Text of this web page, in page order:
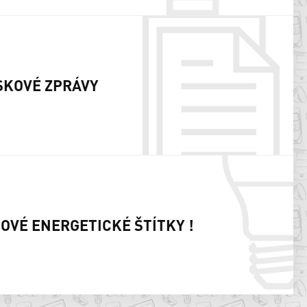
ZPRÁVY
ENERGETICKÉ ŠTÍTKY !